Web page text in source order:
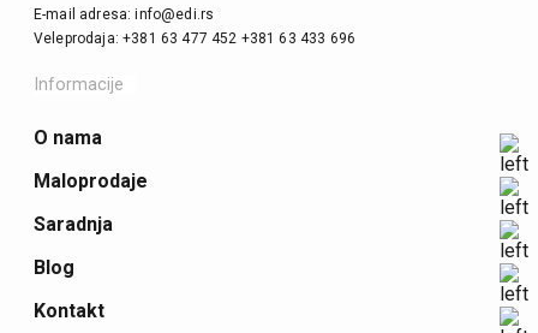
E-mail adresa: info@edi.rs
Veleprodaja: +381 63 477 452 +381 63 433 696
Informacije
O nama
Maloprodaje
Saradnja
Blog
Kontakt